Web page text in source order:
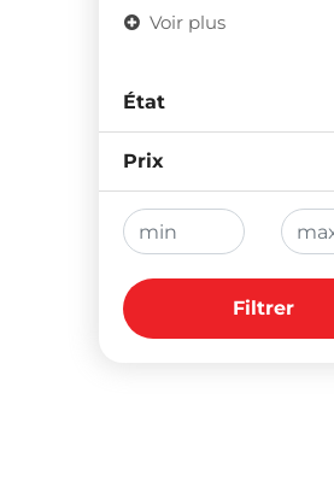
Voir plus
État
Prix
Filtrer